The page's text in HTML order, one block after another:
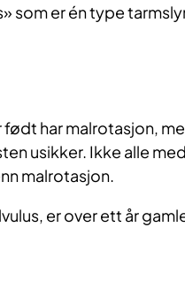
som er én type
født har malrotasjon,
usikker. Ikke alle
malrotasjon.
er over ett år